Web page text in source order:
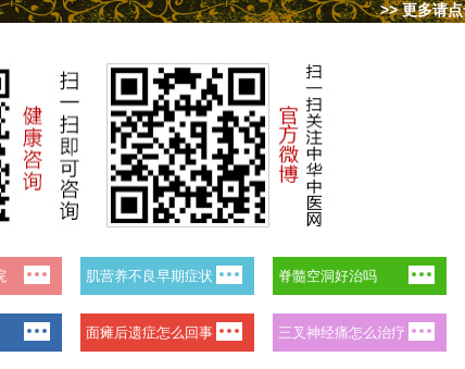
>> 更多请